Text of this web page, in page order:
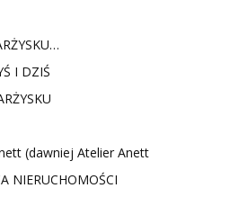
I DZIŚ
(dawniej Atelier Anett
NIERUCHOMOŚCI